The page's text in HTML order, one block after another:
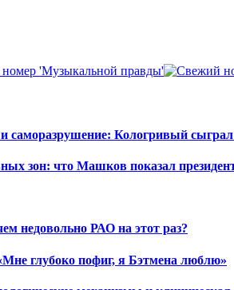
саморазрушение: Кологривый
зон: что Машков показал
недовольно РАО на этот раз?
глубоко пофиг, я Бэтмена люблю»